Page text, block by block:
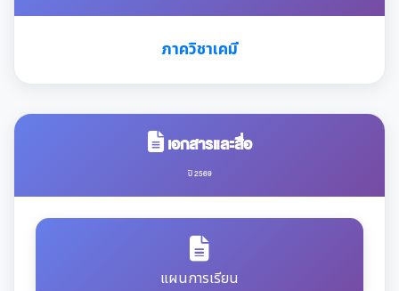
ภาควิชาเคมี
เอกสารและสื่อ
ปี 2569
แผนการเรียน